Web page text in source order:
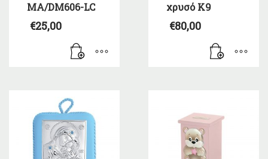
MA/DM606-LC
€25,00
χρυσό Κ9
€80,00